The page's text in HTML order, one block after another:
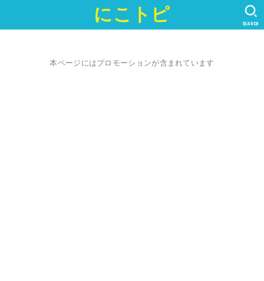
にこトピ SEARCH
本ページにはプロモーションが含まれています